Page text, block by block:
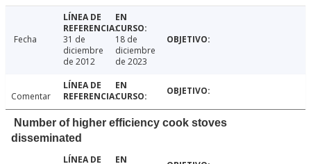
Fecha
31 de
diciembre
de 2012
18 de
diciembre
de 2023
Comentar
Number of higher efficiency cook stoves
disseminated